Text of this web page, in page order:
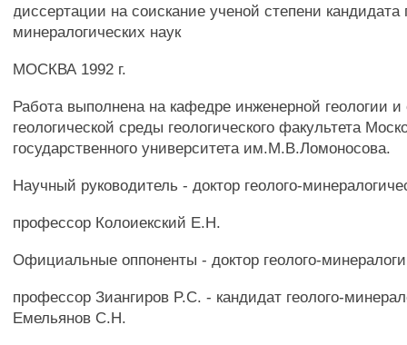
диссертации на соискание ученой степени кандидата
минералогических наук
МОСКВА 1992 г.
Работа выполнена на кафедре инженерной геологии
геологической среды геологического факультета
государственного университета им.М.В.Ломоносова.
Научный руководитель - доктор геолого-
профессор Колоиекский E.H.
Официальные оппоненты - доктор геолого-
профессор Зиангиров P.C. - кандидат геолого-
Емельянов С.Н.